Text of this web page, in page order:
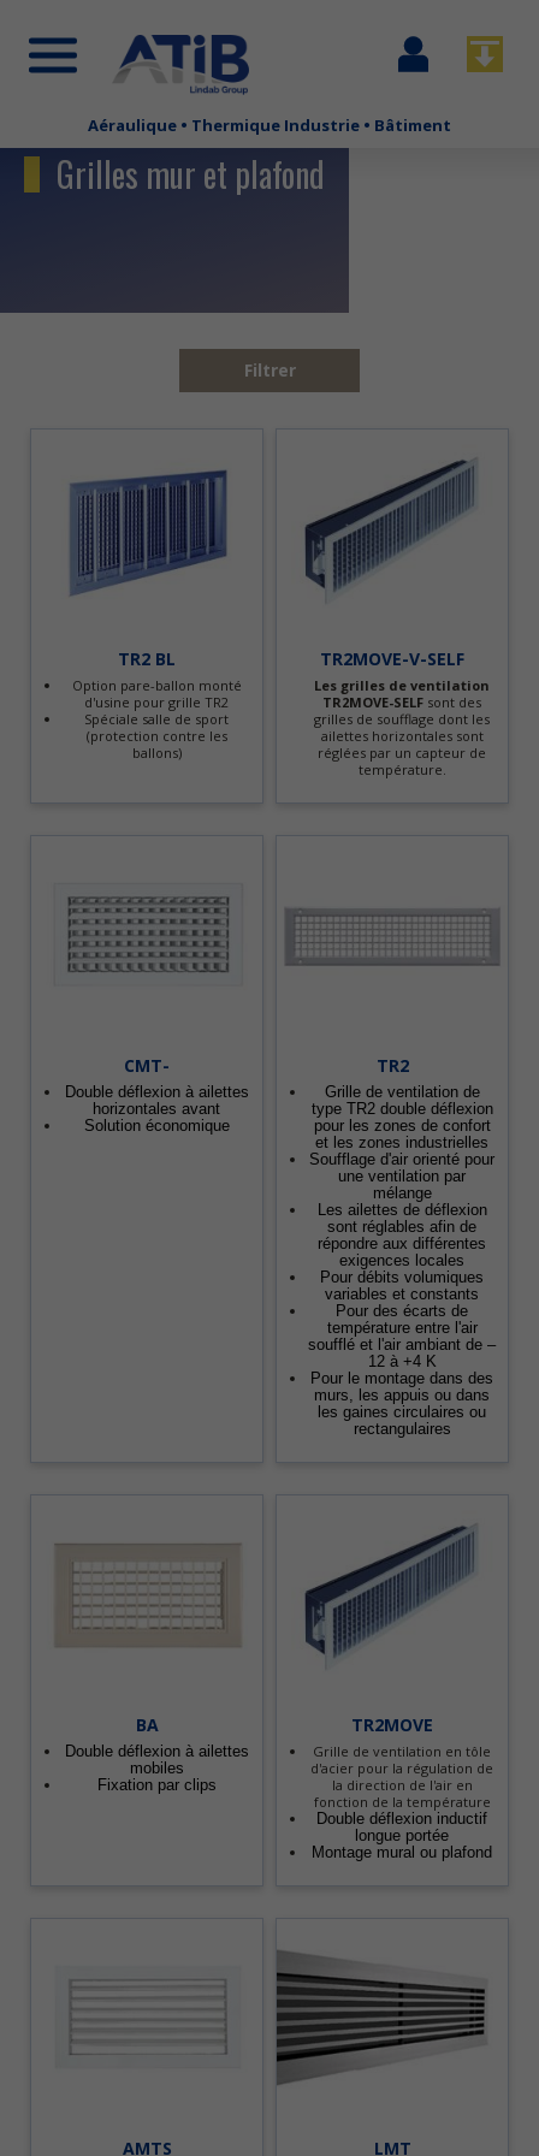
contenu
principal
Aéraulique • Thermique Industrie • Bâtiment
Grilles mur et plafond
Filtrer
TR2 BL
Option pare-ballon monté
d'usine pour grille TR2
Spéciale salle de sport
(protection contre les
ballons)
TR2MOVE-V-SELF
Les grilles de ventilation
TR2MOVE-SELF sont des
grilles de soufflage dont les
ailettes horizontales sont
réglées par un capteur de
température.
CMT-
Double déflexion à ailettes
horizontales avant
Solution économique
TR2
Grille de ventilation de
type TR2 double déflexion
pour les zones de confort
et les zones industrielles
Soufflage d'air orienté pour
une ventilation par
mélange
Les ailettes de déflexion
sont réglables afin de
répondre aux différentes
exigences locales
Pour débits volumiques
variables et constants
Pour des écarts de
température entre l'air
soufflé et l'air ambiant de –
12 à +4 K
Pour le montage dans des
murs, les appuis ou dans
les gaines circulaires ou
rectangulaires
BA
Double déflexion à ailettes
mobiles
Fixation par clips
TR2MOVE
Grille de ventilation en tôle
d'acier pour la régulation de
la direction de l'air en
fonction de la température
Double déflexion inductif
longue portée
Montage mural ou plafond
AMTS LMT